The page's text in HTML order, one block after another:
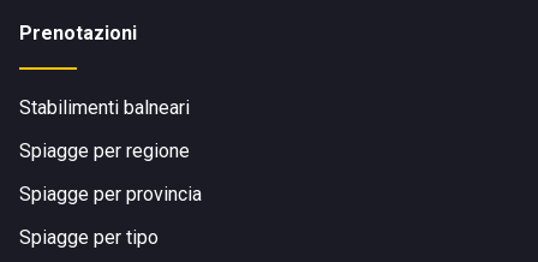
Prenotazioni
Stabilimenti balneari
Spiagge per regione
Spiagge per provincia
Spiagge per tipo